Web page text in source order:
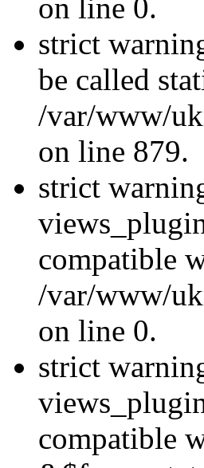
on line 0.
strict
be called
/var/www/
on line 879.
strict
compatible
/var/www/
on line 0.
strict
compatible